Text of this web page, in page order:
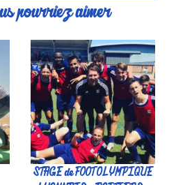
pourriez aimer
STAGE de FOOT OLYMPIQUE